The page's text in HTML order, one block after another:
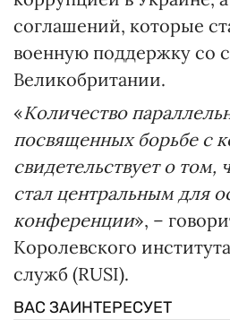
соглашений, которые
военную поддержку со
Великобритании.
«Количество
посвященных борьбе с
свидетельствует о том,
стал центральным для
конференции», –
Королевского
служб (RUSI).
ВАС ЗАИНТЕРЕСУЕТ